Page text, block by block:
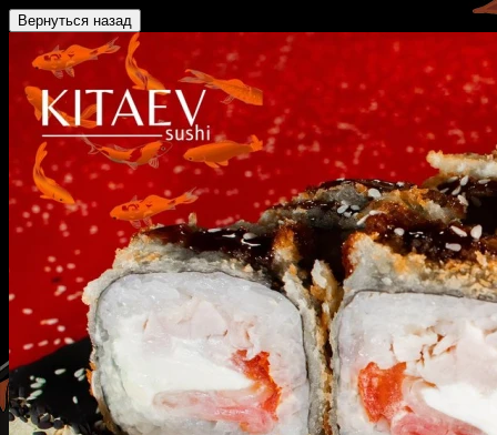
Вернуться назад